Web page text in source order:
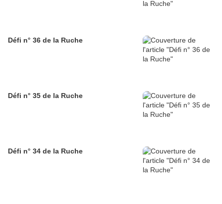
Défi n° 36 de la Ruche
Défi n° 35 de la Ruche
Défi n° 34 de la Ruche